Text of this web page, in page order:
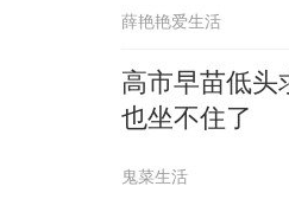
薛艳艳爱生活
高市早苗低头
也坐不住了
鬼菜生活